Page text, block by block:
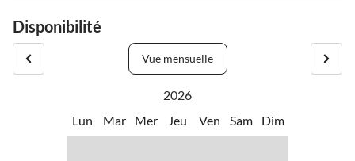
Disponibilité
Vue mensuelle
2026
Lun
Mar Mer Jeu Ven Sam Dim